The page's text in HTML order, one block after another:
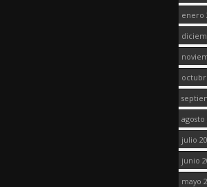
enero
agosto
julio
junio
mayo